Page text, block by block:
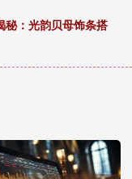
秘：光韵贝母饰条搭